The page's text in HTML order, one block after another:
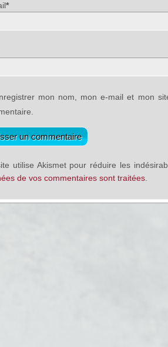
*
mon nom, mon e-mail et mon
utilise Akismet pour réduire les
de vos commentaires sont traitées